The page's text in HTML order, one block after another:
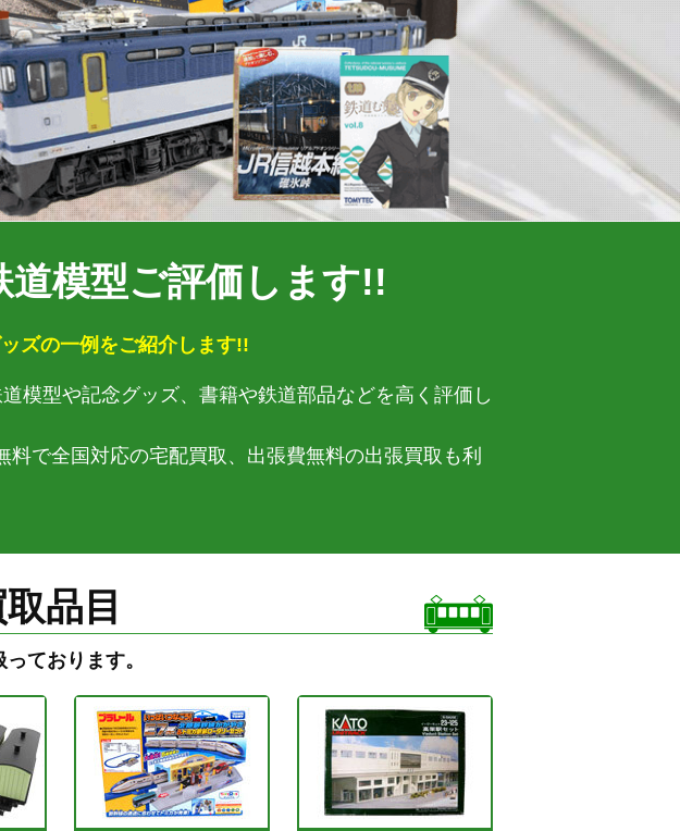
模型ご評価します!!
ズの一例をご紹介します!!
模型や記念グッズ、書籍や鉄道部品などを高く評価し
で全国対応の宅配買取、出張費無料の出張買取も利
品目
ております。